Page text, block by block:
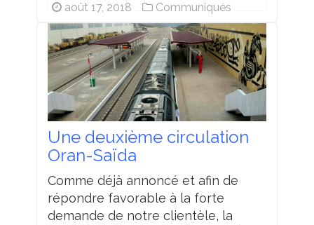
août 17, 2018 Communiqués
Une deuxième circulation
Oran-Saïda
Comme déjà annoncé et afin de
répondre favorable à la forte
demande de notre clientèle, la